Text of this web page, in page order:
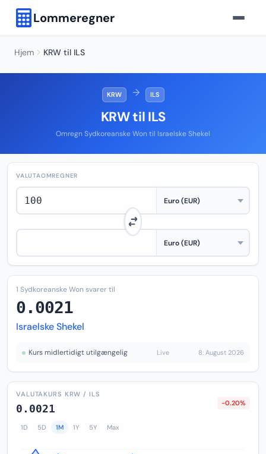
Lommeregner
Hjem KRW til ILS
KRW → ILS
KRW til ILS
Omregn Sydkoreanske Won til Israelske Shekel
VALUTAOMREGNER
1 Sydkoreanske Won svarer til
0.0021
Israelske Shekel
Kurs midlertidigt utilgængelig Live 8. August 2026
VALUTAKURS KRW / ILS
0.0021 -0.20%
1D 5D 1M 1Y 5Y Max